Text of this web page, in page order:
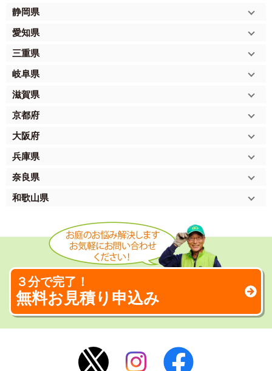
静岡県
愛知県
三重県
岐阜県
滋賀県
京都府
大阪府
兵庫県
奈良県
和歌山県
３分で完了！
無料お見積り申込み